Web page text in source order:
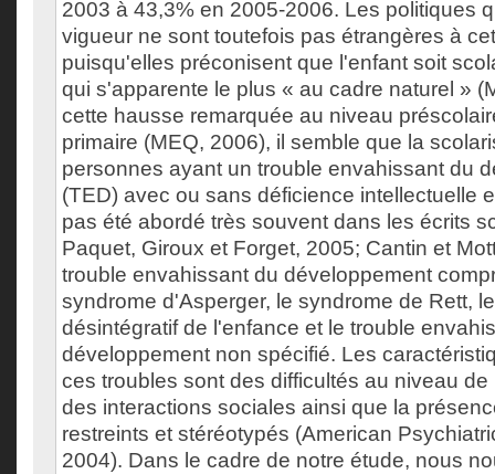
2003 à 43,3% en 2005-2006. Les politiques
vigueur ne sont toutefois pas étrangères à
puisqu'elles préconisent que l'enfant soit
qui s'apparente le plus « au cadre naturel »
cette hausse remarquée au niveau
primaire (MEQ, 2006), il semble que la
personnes ayant un trouble envahissant du
(TED) avec ou sans déficience intellectuelle
pas été abordé très souvent dans les écrits
Paquet, Giroux et Forget, 2005; Cantin et
trouble envahissant du développement
syndrome d'Asperger, le syndrome de Rett,
désintégratif de l'enfance et le trouble
développement non spécifié. Les
ces troubles sont des difficultés au niveau
des interactions sociales ainsi que la
restreints et stéréotypés (American
2004). Dans le cadre de notre étude, nous